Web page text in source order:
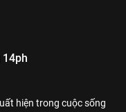
14ph
hiện trong cuộc sống